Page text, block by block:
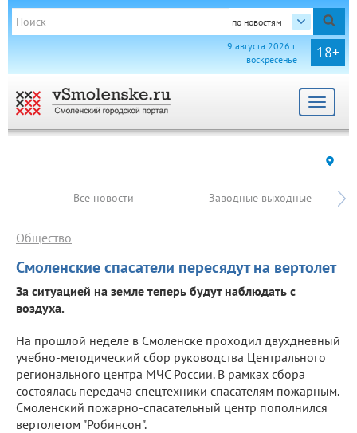
по новостям
18+
9 августа 2026 г.
воскресенье
Toggle
Все новости Заводные выходные
Смоленские спасатели пересядут на вертолет
Общество
За ситуацией на земле теперь будут наблюдать с
воздуха.
На прошлой неделе в Смоленске проходил двухдневный
учебно-методический сбор руководства Центрального
регионального центра МЧС России. В рамках сбора
состоялась передача спецтехники спасателям пожарным.
Смоленский пожарно-спасательный центр пополнился
вертолетом "Робинсон".